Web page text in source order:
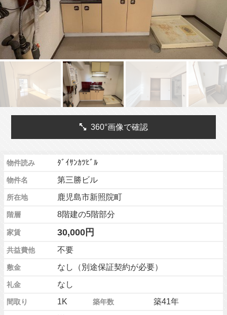
360°画像で確認
物件読み ﾀﾞｲｻﾝｶﾂﾋﾞﾙ
物件名 第三勝ビル
所在地 鹿児島市新照院町
階層 8階建の5階部分
家賃 30,000円
共益費他 不要
敷金 なし（別途保証契約が必要）
礼金 なし
間取り 1K 築年数 築41年